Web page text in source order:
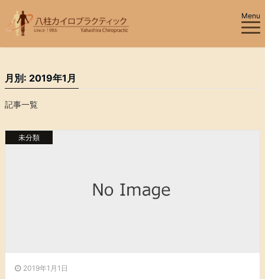
Menu
月別: 2019年1月
記事一覧
未分類
2019年1月1日